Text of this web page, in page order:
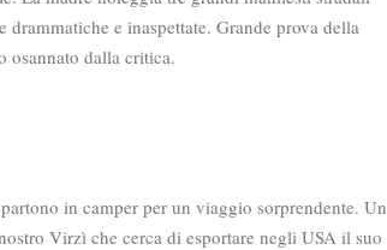
e inaspettate. Grande prova della
osannato dalla critica.
in camper per un viaggio sorprendente. Un
Virzì che cerca di esportare negli USA il suo